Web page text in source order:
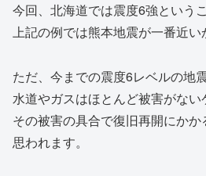
今回、北海道では震度6強という
上記の例では熊本地震が一番近い
ただ、今までの震度6レベルの地
水道やガスはほとんど被害がな
その被害の具合で復旧再開にか
思われます。